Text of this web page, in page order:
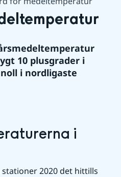
10 plusgrader i
i nordligaste
i
2020 det hittills